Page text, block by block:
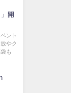
開
ント
やク
も